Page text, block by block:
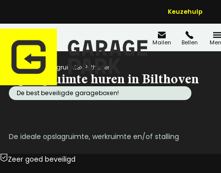
Keuzehulp
Mailen Bellen
Home Opslagruimte Bilthoven
Opslagruimte huren in Bilthoven
De best beveiligde garageboxen!
De ideale opslagruimte, werkruimte en/of stalling
Zeer goed beveiligd